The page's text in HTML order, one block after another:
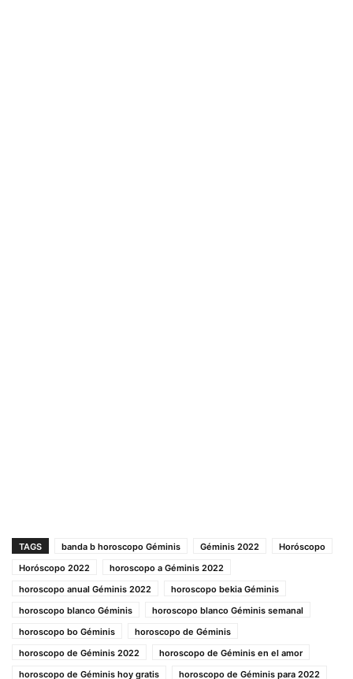
TAGS banda b horoscopo Géminis Géminis 2022
Horóscopo
Horóscopo 2022
horoscopo a Géminis 2022
horoscopo anual Géminis 2022
horoscopo bekia Géminis
horoscopo blanco Géminis
horoscopo blanco Géminis semanal
horoscopo bo Géminis
horoscopo de Géminis
horoscopo de Géminis 2022
horoscopo de Géminis en el amor
horoscopo de Géminis hoy gratis
horoscopo de Géminis para 2022